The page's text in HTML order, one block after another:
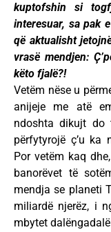
kuptofshin si
interesuar, sa pak
që aktualisht
vrasë mendjen:
këto fjalë?!
Vetëm nëse u
anijeje me atë
ndoshta dikujt do
përfytyrojë ç’u ka
Por vetëm kaq
banorëvet të
mendja se planeti
miliardë njerëz, i
mbytet